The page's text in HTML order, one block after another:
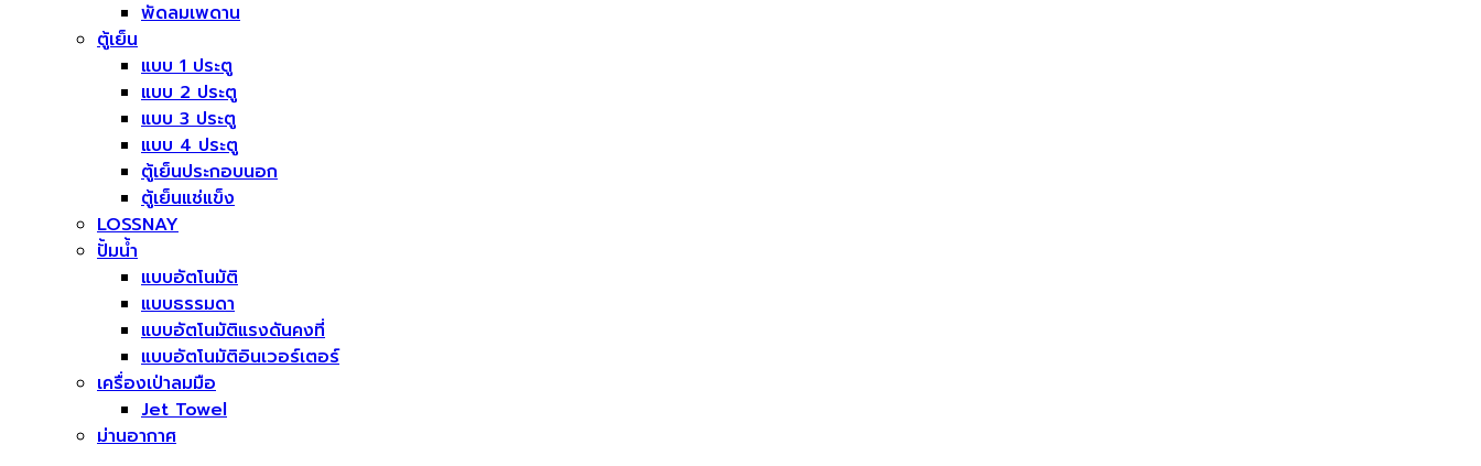
พัดลมเพดาน
ตู้เย็น
แบบ 1 ประตู
แบบ 2 ประตู
แบบ 3 ประตู
แบบ 4 ประตู
ตู้เย็นประกอบนอก
ตู้เย็นแช่แข็ง
LOSSNAY
ปั้มน้ำ
แบบอัตโนมัติ
แบบธรรมดา
แบบอัตโนมัติแรงดันคงที่
แบบอัตโนมัติอินเวอร์เตอร์
เครื่องเป่าลมมือ
Jet Towel
ม่านอากาศ